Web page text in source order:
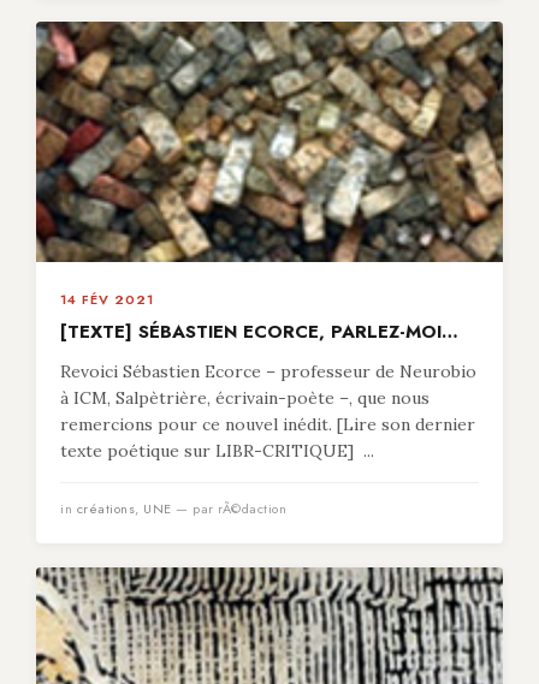
14 FÉV 2021
[TEXTE] SÉBASTIEN ECORCE, PARLEZ-MOI…
Revoici Sébastien Ecorce – professeur de Neurobio
à ICM, Salpètrière, écrivain-poète –, que nous
remercions pour ce nouvel inédit. [Lire son dernier
texte poétique sur LIBR-CRITIQUE] ...
in créations, UNE — par rÃ©daction